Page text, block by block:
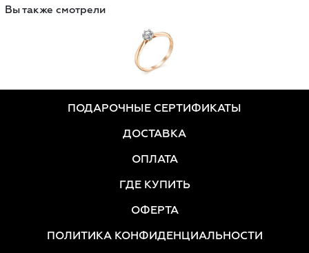
Вы также смотрели
ПОДАРОЧНЫЕ СЕРТИФИКАТЫ
ДОСТАВКА
ОПЛАТА
ГДЕ КУПИТЬ
ОФЕРТА
ПОЛИТИКА КОНФИДЕНЦИАЛЬНОСТИ